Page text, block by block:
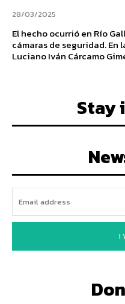
28/03/2025
El hecho ocurrió en Río
cámaras de seguridad. En
Luciano Iván Cárcamo
Stay
I